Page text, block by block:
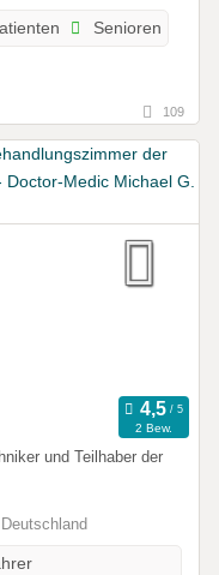
Senioren
109
2 Bew.
und Teilhaber der